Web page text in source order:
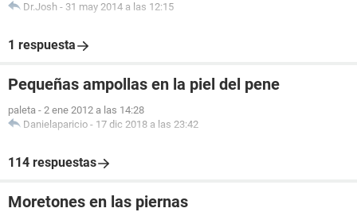
Dr.Josh - 31 may 2014 a las 12:15
1 respuesta
Pequeñas ampollas en la piel del pene
paleta - 2 ene 2012 a las 14:28
Danielaparicio - 17 dic 2018 a las 23:42
114 respuestas
Moretones en las piernas